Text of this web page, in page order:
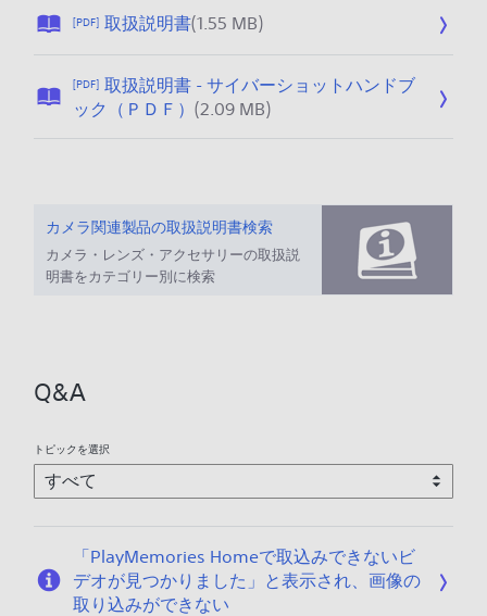
[PDF] 取扱説明書(1.55 MB)公
2
0
1
2
[PDF] 取扱説明書 - サイバーショットハンドブ
ック（ＰＤＦ） (2.09 MB)公
0
2
カメラ関連製品の取扱説明書検索
カメラ・レンズ・アクセサリーの取扱説
明書をカテゴリー別に検索
Q&A
トピックを選択
「PlayMemories Homeで取込みできないビ
デオが見つかりました」と表示され、画像の
取り込みができない